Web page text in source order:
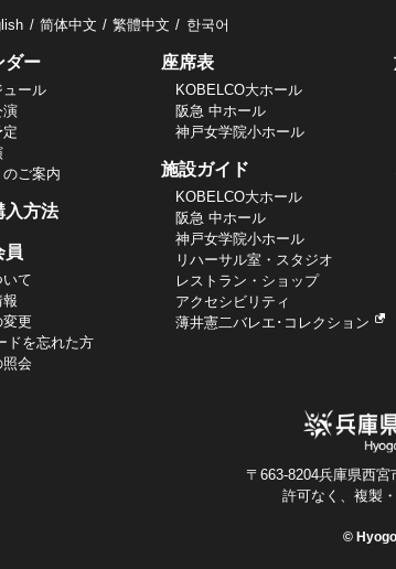
简体中文 繁體中文 한국어
ダー
ュール
演
ご案内
入方法
員
て
更
ドを忘れた方
会
座席表
KOBELCO大ホール
阪急 中ホール
神戸女学院小ホール
施設ガイド
KOBELCO大ホール
阪急 中ホール
神戸女学院小ホール
リハーサル室・スタジオ
レストラン・ショップ
アクセシビリティ
薄井憲二バレエ･コレクション
〒663-8204兵庫県西
許可なく、複製
©